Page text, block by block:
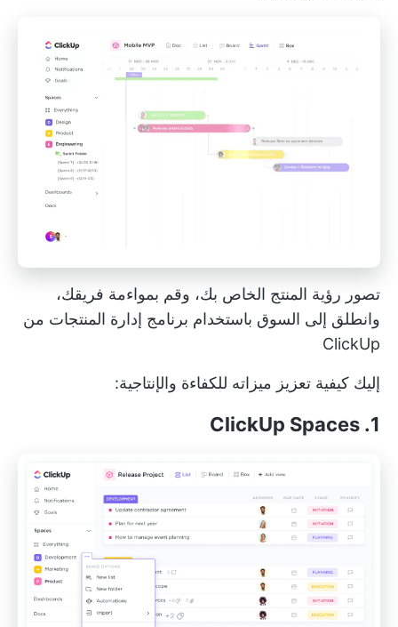
تصور رؤية المنتج الخاص بك، وقم بمواءمة فريقك،
وانطلق إلى السوق باستخدام برنامج إدارة المنتجات من
ClickUp
إليك كيفية تعزيز ميزاته للكفاءة والإنتاجية:
1. ClickUp Spaces